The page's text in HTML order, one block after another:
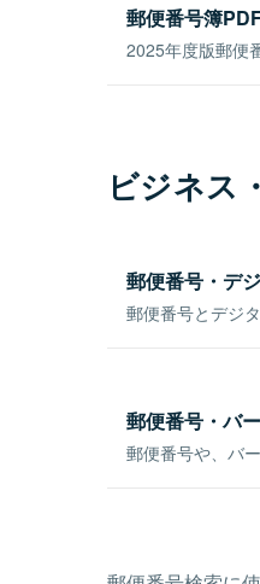
郵便番号簿
2025年度版郵便
ビジネス
郵便番号・デ
郵便番号とデジ
郵便番号・バ
郵便番号や、バ